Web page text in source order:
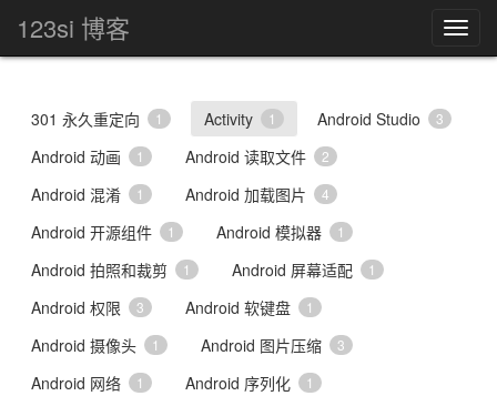
123si 博客
301 永久重定向 1 Activity 1 Android Studio 3
Android 动画 1 Android 读取文件 2
Android 混淆 1 Android 加载图片 4
Android 开源组件 1 Android 模拟器 1
Android 拍照和裁剪 1 Android 屏幕适配 1
Android 权限 3 Android 软键盘 1
Android 摄像头 1 Android 图片压缩 3
Android 网络 1 Android 序列化 1